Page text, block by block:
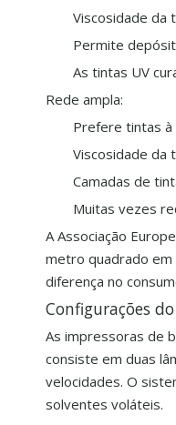
Viscosidade da
Permite
As tintas UV
Rede ampla:
Prefere tintas
Viscosidade da
Camadas de
Muitas vezes
A Associação
metro quadrado em
diferença no
Configurações
As impressoras de
consiste em duas
velocidades. O
solventes voláteis.